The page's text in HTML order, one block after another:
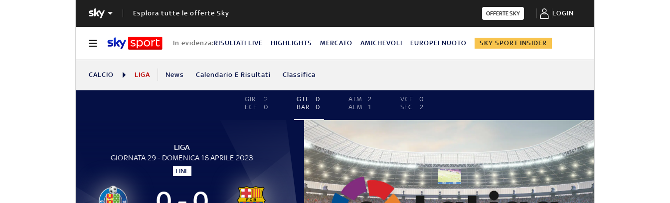
Esplora tutte le offerte Sky OFFERTE SKY LOGIN
In evidenza:RISULTATI LIVE HIGHLIGHTS MERCATO AMICHEVOLI EUROPEI NUOTO SKY SPORT INSIDER
CALCIO LIGA News Calendario E Risultati Classifica
GIR
2
ECF
0
GTF
0
BAR
0
ATM
2
ALM
1
VCF
0
SFC
2
LIGA
GIORNATA 29 - DOMENICA 16 APRILE 2023
FINE